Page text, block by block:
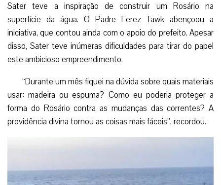
Sater teve a inspiração de construir um Rosário na
superfície da água. O Padre Ferez Tawk abençoou a
iniciativa, que contou ainda com o apoio do prefeito. Apesar
disso, Sater teve inúmeras dificuldades para tirar do papel
este ambicioso empreendimento.
“Durante um mês fiquei na dúvida sobre quais materiais
usar: madeira ou espuma? Como eu poderia proteger a
forma do Rosário contra as mudanças das correntes? A
providência divina tornou as coisas mais fáceis”, recordou.